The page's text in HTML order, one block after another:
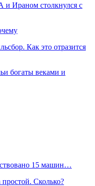
Ираном столкнулся с
Как это отразится
богаты веками и
15 машин…
Сколько?